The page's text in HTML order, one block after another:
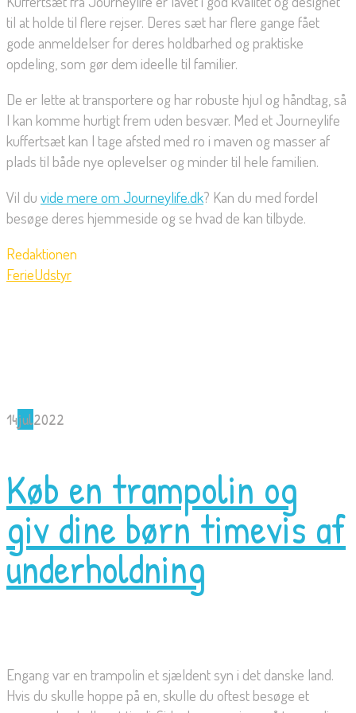
til at holde til flere rejser. Deres sæt har flere gange fået
gode anmeldelser for deres holdbarhed og praktiske
opdeling, som gør dem ideelle til familier.
De er lette at transportere og har robuste hjul og håndtag, så
I kan komme hurtigt frem uden besvær. Med et Journeylife
kuffertsæt kan I tage afsted med ro i maven og masser af
plads til både nye oplevelser og minder til hele familien.
Vil du vide mere om Journeylife.dk? Kan du med fordel
besøge deres hjemmeside og se hvad de kan tilbyde.
Redaktionen
FerieUdstyr
14jul2022
Køb en trampolin og
giv dine børn timevis af
underholdning
Engang var en trampolin et sjældent syn i det danske land.
Hvis du skulle hoppe på en, skulle du oftest besøge et